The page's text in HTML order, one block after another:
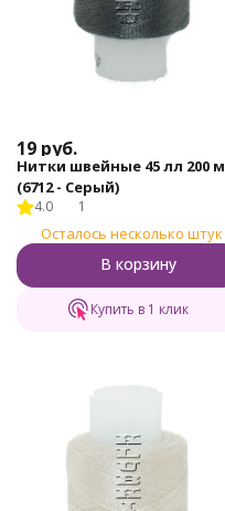
19 руб.
Нитки швейные 45 лл 200 м
(6712 - Серый)
4.0 1
Осталось несколько штук
В корзину
Купить в 1 клик